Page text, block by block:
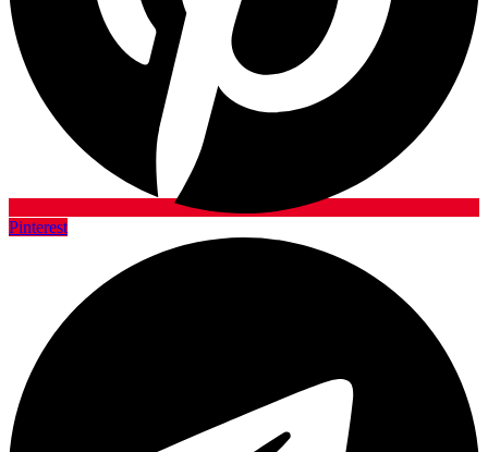
Pinterest